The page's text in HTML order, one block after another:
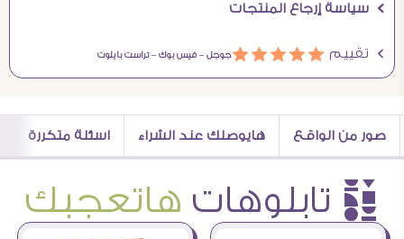
Ö سياسة إرجاع المنتجات
Ö تقييم áááááجوجل –فيس بوك –تراست بايلوت
صور من الواقع هايوصلك عند الشراء اسئلة متكررة
è تابلوهات هاتعجبك